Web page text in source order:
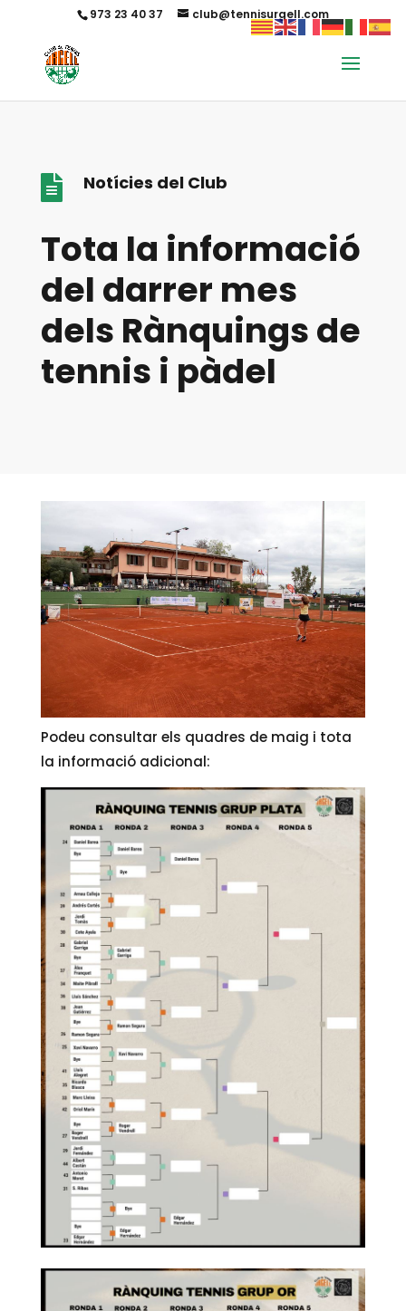
973 23 40 37 club@tennisurgell.com
 Notícies del Club
Tota la informació
del darrer mes
dels Rànquings de
tennis i pàdel
Podeu consultar els quadres de maig i tota
la informació adicional: